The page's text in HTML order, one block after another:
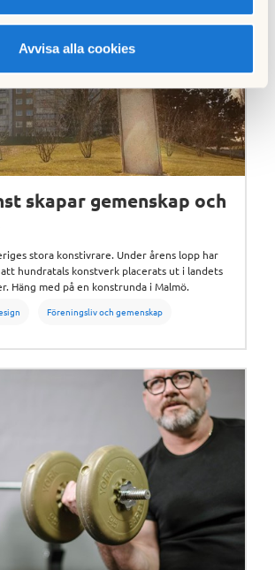
Avvisa alla cookies
skapar gemenskap och
stora konstivrare. Under årens lopp har
hundratals konstverk placerats ut i landets
Häng med på en konstrunda i Malmö.
Föreningsliv och gemenskap